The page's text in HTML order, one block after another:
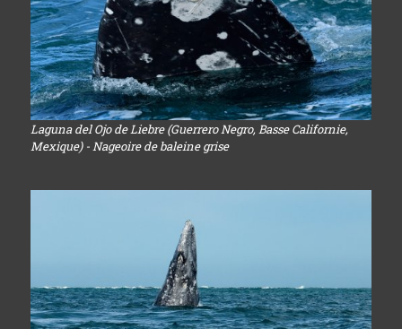
Laguna del Ojo de Liebre (Guerrero Negro, Basse Californie,
Mexique) - Nageoire de baleine grise